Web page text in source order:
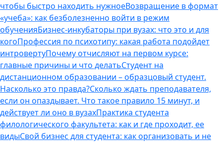
чтобы быстро находить нужноеВозвращение в формат
«учеба»: как безболезненно войти в режим
обученияБизнес-инкубаторы при вузах: что это и для
когоПрофессия по психотипу: какая работа подойдет
интровертуПочему отчисляют на первом курсе:
главные причины и что делатьСтудент на
дистанционном образовании – образцовый студент.
Насколько это правда?Сколько ждать преподавателя,
если он опаздывает. Что такое правило 15 минут, и
действует ли оно в вузахПрактика студента
филологического факультета: как и где проходит, ее
видыСвой бизнес для студента: как организовать и не